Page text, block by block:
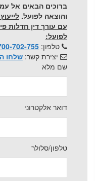
ברוכים הבאים אל
והוצאה לפועל.
עם עורך דין חדלות
לפועל:
טלפון:702-755
יצירת קשר:שלחו
שם מלא
דואר אלקטרוני
טלפון/סלולר